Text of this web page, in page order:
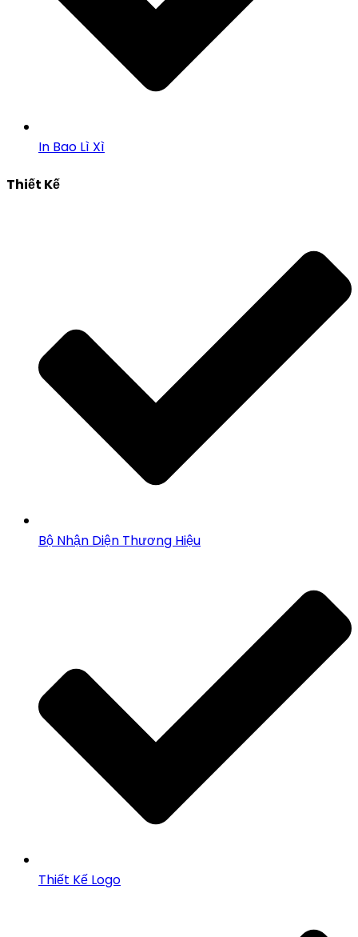
In Bao Lì Xì
Thiết Kế
Bộ Nhận Diện Thương Hiệu
Thiết Kế Logo